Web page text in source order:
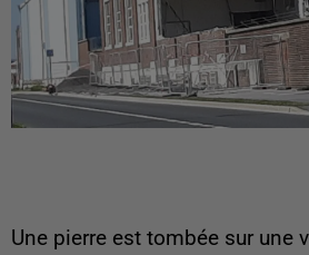
Une pierre est tombée sur une